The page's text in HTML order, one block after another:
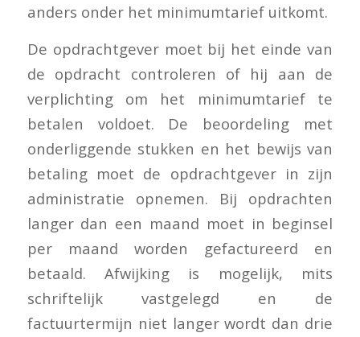
anders onder het minimumtarief uitkomt.
De opdrachtgever moet bij het einde van
de opdracht controleren of hij aan de
verplichting om het minimumtarief te
betalen voldoet. De beoordeling met
onderliggende stukken en het bewijs van
betaling moet de opdrachtgever in zijn
administratie opnemen. Bij opdrachten
langer dan een maand moet in beginsel
per maand worden gefactureerd en
betaald. Afwijking is mogelijk, mits
schriftelijk vastgelegd en de
factuurtermijn niet langer wordt dan drie